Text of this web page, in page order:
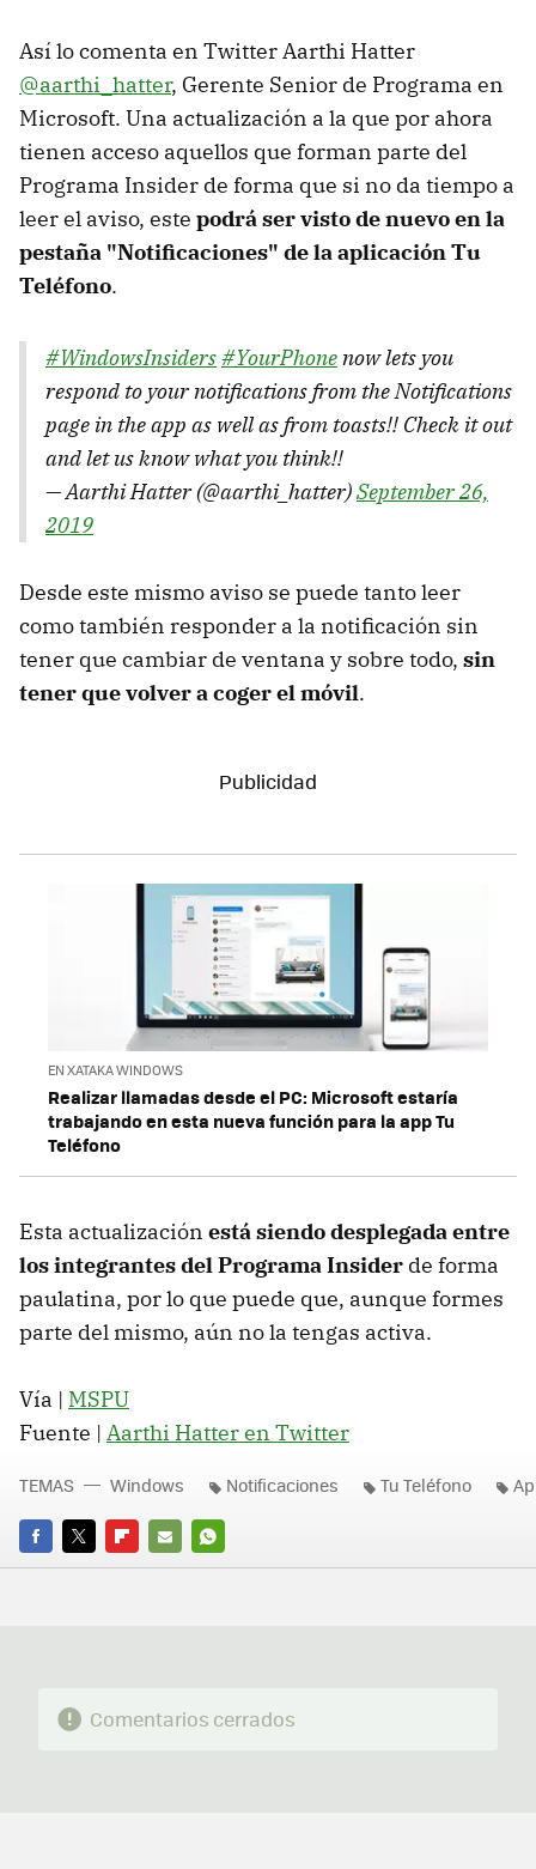
Así lo comenta en Twitter Aarthi Hatter
@aarthi_hatter, Gerente Senior de Programa en
Microsoft. Una actualización a la que por ahora
tienen acceso aquellos que forman parte del
Programa Insider de forma que si no da tiempo a
leer el aviso, este podrá ser visto de nuevo en la
pestaña "Notificaciones" de la aplicación Tu
Teléfono.
#WindowsInsiders#YourPhonenow lets you
respond to your notifications from the Notifications
page in the app as well as from toasts!! Check it out
and let us know what you think!!
— Aarthi Hatter (@aarthi_hatter)September 26,
2019
Desde este mismo aviso se puede tanto leer
como también responder a la notificación sin
tener que cambiar de ventana y sobre todo, sin
tener que volver a coger el móvil.
EN XATAKA WINDOWS
Realizar llamadas desde el PC: Microsoft estaría
trabajando en esta nueva función para la app Tu
Teléfono
Esta actualización está siendo desplegada entre
los integrantes del Programa Insider de forma
paulatina, por lo que puede que, aunque formes
parte del mismo, aún no la tengas activa.
Vía | MSPU
Fuente | Aarthi Hatter en Twitter
FACEBOOK
TWITTERFLIPBOARD
E-
WHATSAPP
TEMAS Windows Notificaciones Tu Teléfono
Comentarios cerrados